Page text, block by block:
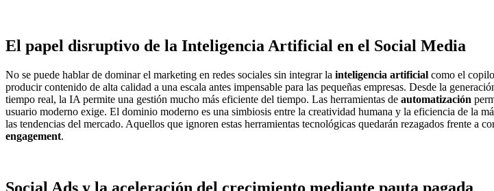
El papel disruptivo de la Inteligencia Artificial en el Social Media
No se puede hablar de dominar el marketing en redes sociales sin integrar la inteligencia artificial como el
producir contenido de alta calidad a una escala antes impensable para las pequeñas empresas. Desde la
tiempo real, la IA permite una gestión mucho más eficiente del tiempo. Las herramientas de automatización
usuario moderno exige. El dominio moderno es una simbiosis entre la creatividad humana y la eficiencia de la
las tendencias del mercado. Aquellos que ignoren estas herramientas tecnológicas quedarán rezagados frente a
engagement.